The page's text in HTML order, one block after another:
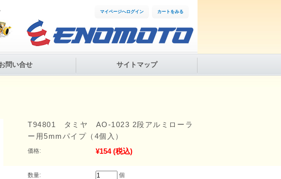
マイページへログイン カートをみる
問い合せ サイトマップ
T94801 タミヤ AO-1023 2段アルミローラ
ー用5mmパイプ（4個入）
価格: ¥154 (税込)
数量: 個